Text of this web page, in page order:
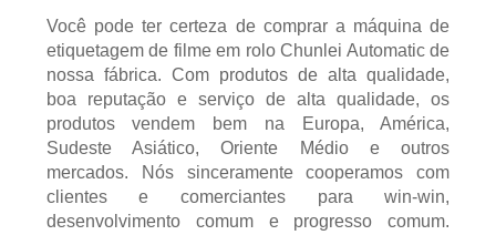
Você pode ter certeza de comprar a máquina de
etiquetagem de filme em rolo Chunlei Automatic de
nossa fábrica. Com produtos de alta qualidade,
boa reputação e serviço de alta qualidade, os
produtos vendem bem na Europa, América,
Sudeste Asiático, Oriente Médio e outros
mercados. Nós sinceramente cooperamos com
clientes e comerciantes para win-win,
desenvolvimento comum e progresso comum.